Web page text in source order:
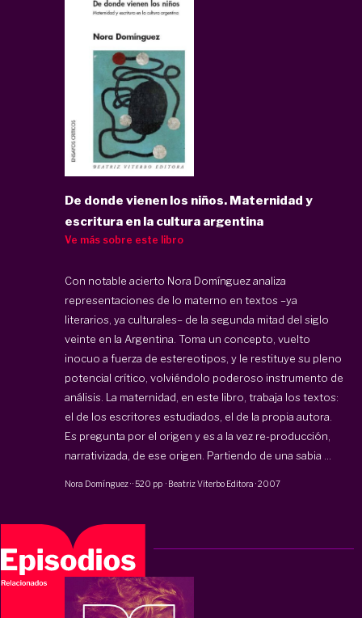
De donde vienen los niños. Maternidad y
escritura en la cultura argentina
Ve más sobre este libro
Con notable acierto Nora Domínguez analiza
representaciones de lo materno en textos –ya
literarios, ya culturales– de la segunda mitad del siglo
veinte en la Argentina. Toma un concepto, vuelto
inocuo a fuerza de estereotipos, y le restituye su pleno
potencial crítico, volviéndolo poderoso instrumento de
análisis. La maternidad, en este libro, trabaja los textos:
el de los escritores estudiados, el de la propia autora.
Es pregunta por el origen y es a la vez re-producción,
narrativizada, de ese origen. Partiendo de una sabia ...
Nora Domínguez··520 pp · Beatriz Viterbo Editora ·2007